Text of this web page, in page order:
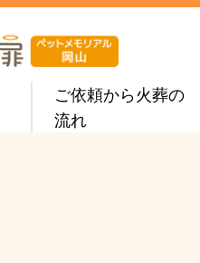
ご依頼から火葬の
流れ